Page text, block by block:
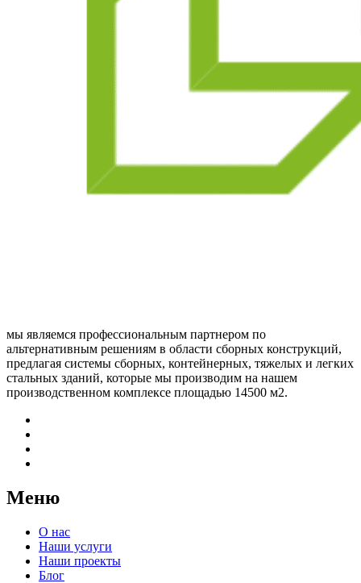
мы являемся профессиональным партнером по
альтернативным решениям в области сборных конструкций,
предлагая системы сборных, контейнерных, тяжелых и легких
стальных зданий, которые мы производим на нашем
производственном комплексе площадью 14500 м2.
Меню
О нас
Наши услуги
Наши проекты
Блог